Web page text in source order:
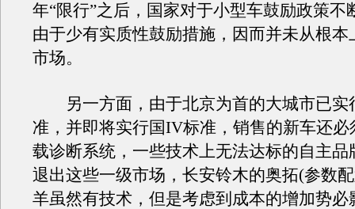
年“限行”之后，国家对于小型车鼓励政策不
由于少有实质性鼓励措施，因而并未从根本
市场。
另一方面，由于北京为首的大城市已实
准，并即将实行国IV标准，销售的新车还必
载诊断系统，一些技术上无法达标的自主品
退出这些一级市场，长安铃木的奥拓(参数
羊虽然有技术，但是考虑到成本的增加势必